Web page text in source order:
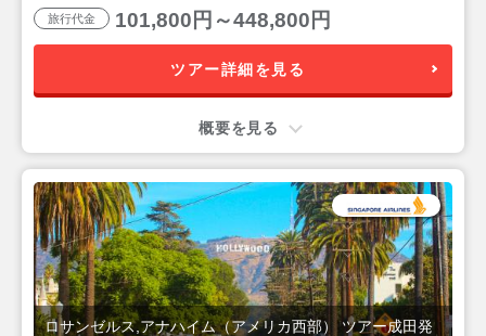
旅行代金 101,800円～448,800円
ツアー詳細を見る
概要を見る
ロサンゼルス,アナハイム（アメリカ西部） ツアー成田発